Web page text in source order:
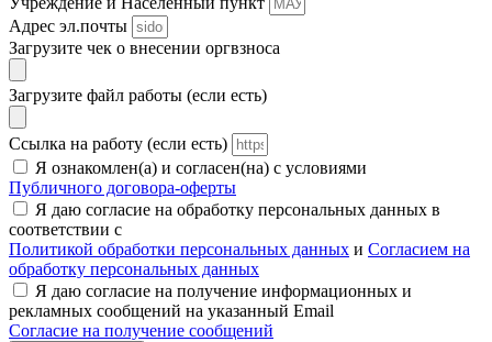
Адрес эл.почты
Загрузите чек о внесении оргвзноса
Загрузите файл работы (если есть)
Ссылка на работу (если есть)
Я ознакомлен(а) и согласен(на) с условиями
Публичного договора-оферты
Я даю согласие на обработку персональных данных в
соответствии с
Политикой обработки персональных данных и Согласием на
обработку персональных данных
Я даю согласие на получение информационных и
рекламных сообщений на указанный Email
Согласие на получение сообщений